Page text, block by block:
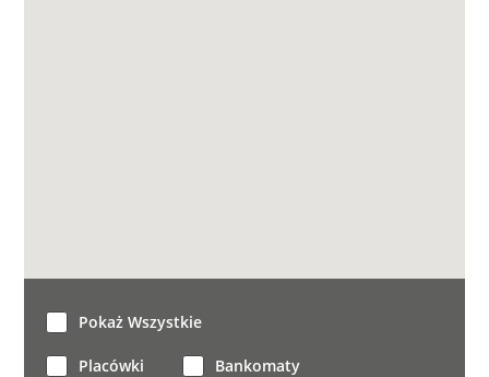
Pokaż Wszystkie
Placówki Bankomaty